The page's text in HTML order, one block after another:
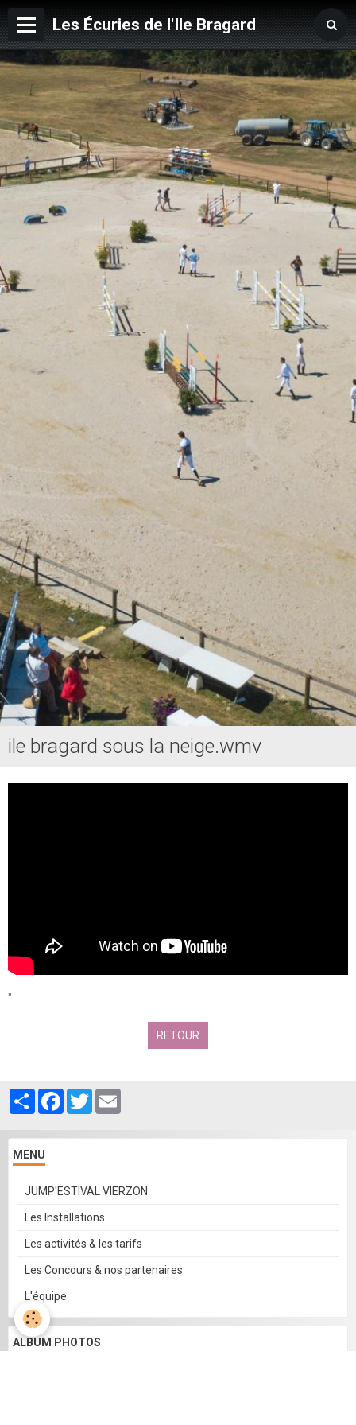
Les Écuries de l'Ile Bragard
Accueil
Contact
Instagram
Album
ile bragard sous la neige.wmv
"
RETOUR
PartagerFacebook
Twitter
MENU
JUMP'ESTIVAL VIERZON
Les Installations
Les activités & les tarifs
Les Concours & nos partenaires
L'équipe
ALBUM PHOTOS